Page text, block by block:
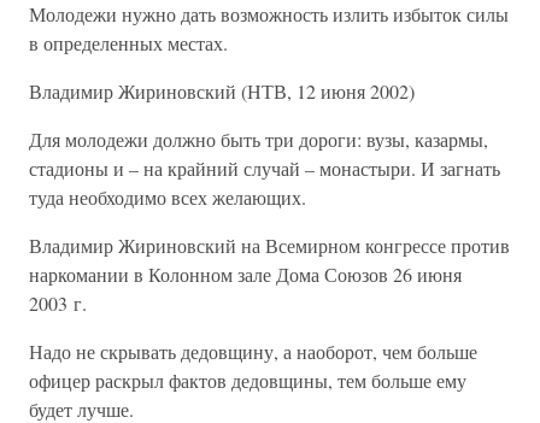
Молодежи нужно дать возможность излить избыток силы
в определенных местах.
Владимир Жириновский (НТВ, 12 июня 2002)
Для молодежи должно быть три дороги: вузы, казармы,
стадионы и – на крайний случай – монастыри. И загнать
туда необходимо всех желающих.
Владимир Жириновский на Всемирном конгрессе против
наркомании в Колонном зале Дома Союзов 26 июня
2003 г.
Надо не скрывать дедовщину, а наоборот, чем больше
офицер раскрыл фактов дедовщины, тем больше ему
будет лучше.